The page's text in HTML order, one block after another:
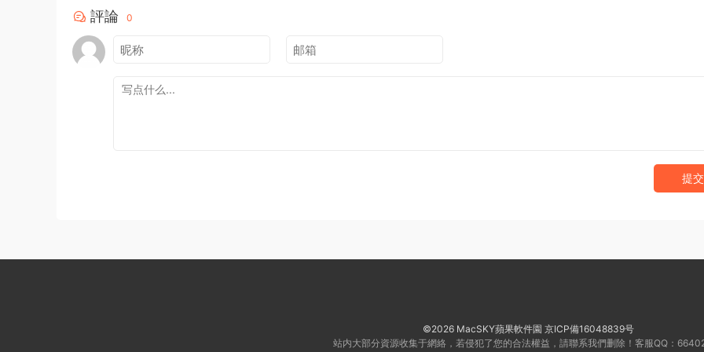
評論 0
提交
©2026 MacSKY蘋果軟件園 京ICP備16048839号
站内大部分資源收集于網絡，若侵犯了您的合法權益，請聯系我們删除！客服QQ：